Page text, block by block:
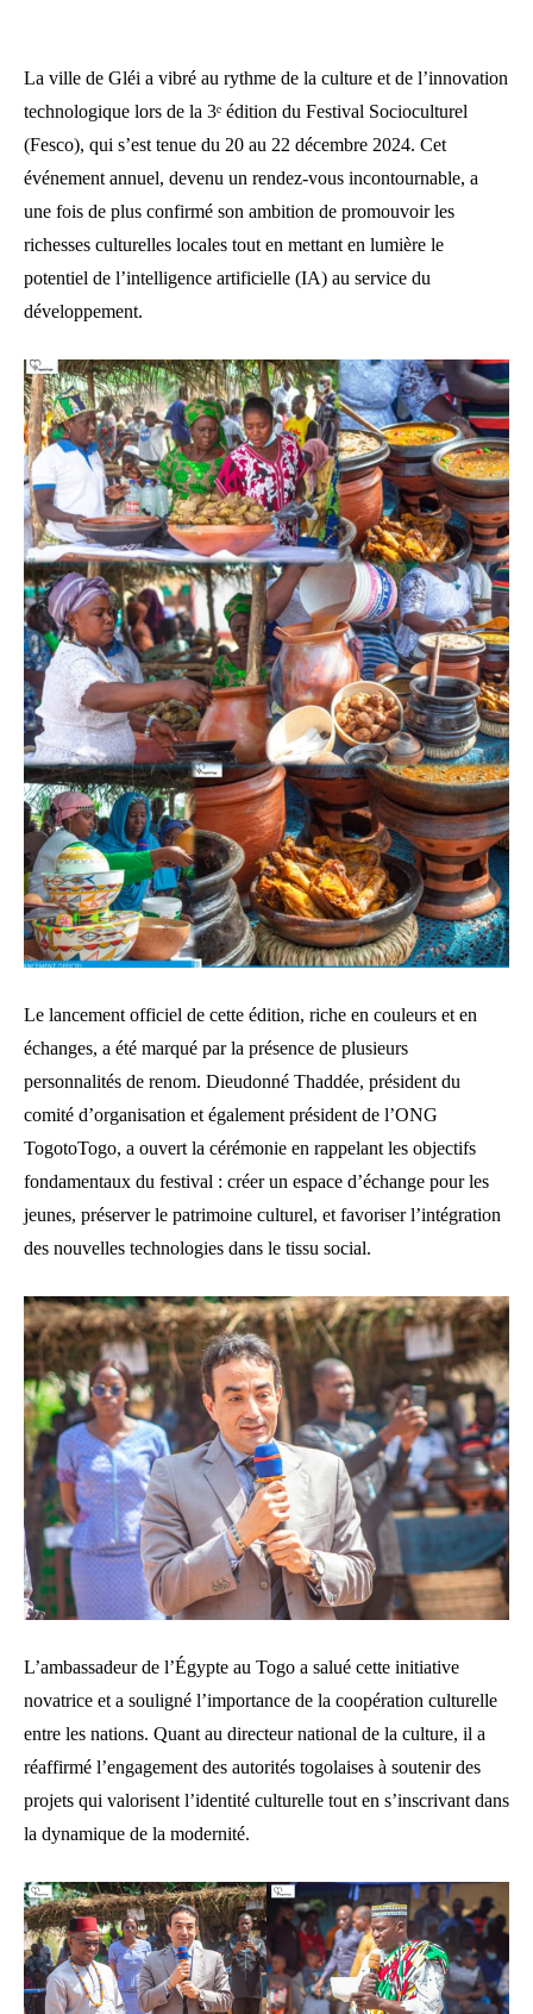
La ville de Gléi a vibré au rythme de la culture et de l’innovation
technologique lors de la 3ᵉ édition du Festival Socioculturel
(Fesco), qui s’est tenue du 20 au 22 décembre 2024. Cet
événement annuel, devenu un rendez-vous incontournable, a
une fois de plus confirmé son ambition de promouvoir les
richesses culturelles locales tout en mettant en lumière le
potentiel de l’intelligence artificielle (IA) au service du
développement.
Le lancement officiel de cette édition, riche en couleurs et en
échanges, a été marqué par la présence de plusieurs
personnalités de renom. Dieudonné Thaddée, président du
comité d’organisation et également président de l’ONG
TogotoTogo, a ouvert la cérémonie en rappelant les objectifs
fondamentaux du festival : créer un espace d’échange pour les
jeunes, préserver le patrimoine culturel, et favoriser l’intégration
des nouvelles technologies dans le tissu social.
L’ambassadeur de l’Égypte au Togo a salué cette initiative
novatrice et a souligné l’importance de la coopération culturelle
entre les nations. Quant au directeur national de la culture, il a
réaffirmé l’engagement des autorités togolaises à soutenir des
projets qui valorisent l’identité culturelle tout en s’inscrivant dans
la dynamique de la modernité.